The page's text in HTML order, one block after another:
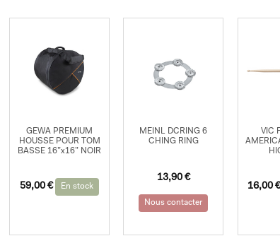
GEWA PREMIUM
HOUSSE POUR TOM
BASSE 16”x16” NOIR
59,00€ En stock
MEINL DCRING 6
CHING RING
13,90 €
Nous contacter
VIC
16,00